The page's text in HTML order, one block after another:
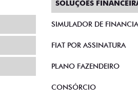
SOLUÇÕES
SIMULADOR DE
FIAT POR ASSINATURA
PLANO FAZENDEIRO
CONSÓRCIO